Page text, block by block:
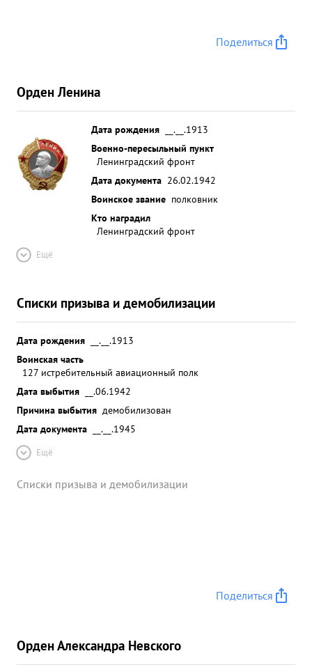
работу полку награждено 24 лучших летчиков и
Правитель ьственной наградой ОРДЕНОМ ЕНИНА
...»
Поделиться
Орден Ленина
Дата рождения
__.__.1913
Военно-пересыльный пункт
Ленинградский фронт
Дата документа 26.02.1942
Воинское звание полковник
Кто наградил
Ленинградский фронт
Ещё
Списки призыва и демобилизации
Дата рождения
__.__.1913
Воинская часть
127 истребительный авиационный полк
Дата выбытия
__.06.1942
Причина выбытия демобилизован
Дата документа
__.__.1945
Ещё
Списки призыва и демобилизации
Поделиться
Орден Александра Невского